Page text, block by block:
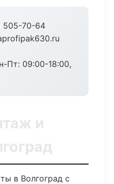
505-70-64
Пт: 09:00-18:00,
и
в Волгоград с